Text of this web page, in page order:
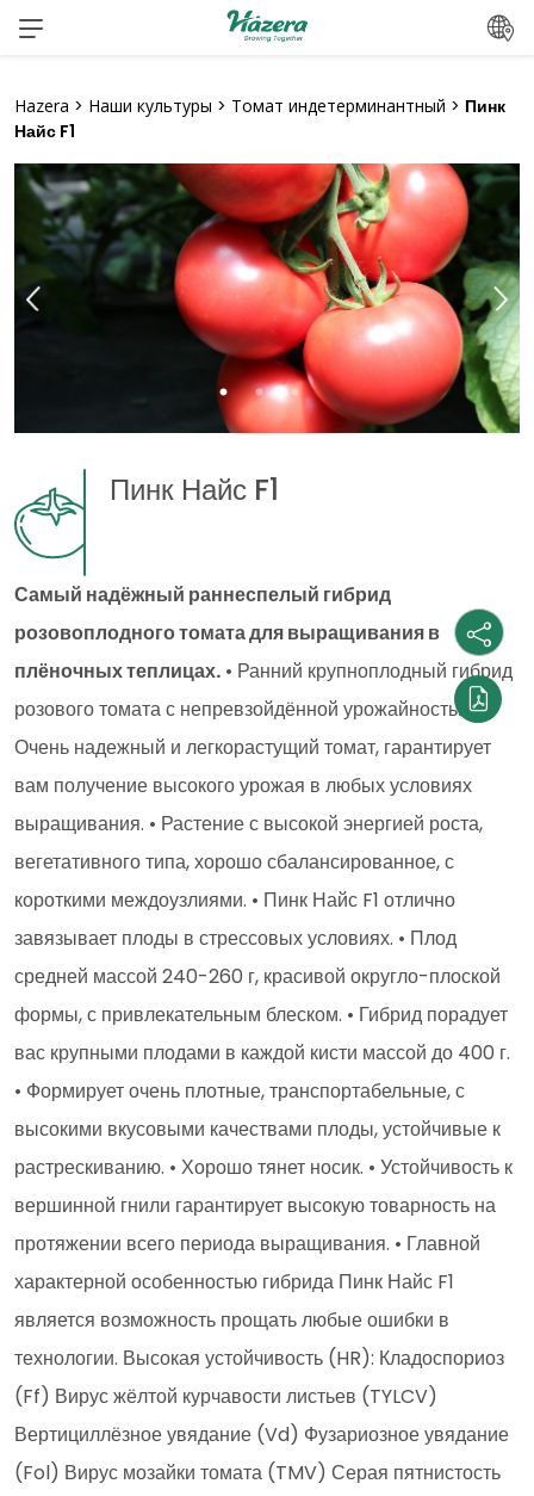
Перейти
Hazera > Наши культуры > Томат индетерминантный > Пинк
Найс F1
Пинк Найс F1
Самый надёжный раннеспелый гибрид
розовоплодного томата для выращивания в
плёночных теплицах. • Ранний крупноплодный гибрид
розового томата с непревзойдённой урожайностью. •
Очень надежный и легкорастущий томат, гарантирует
вам получение высокого урожая в любых условиях
выращивания. • Растение с высокой энергией роста,
вегетативного типа, хорошо сбалансированное, с
короткими междоузлиями. • Пинк Найс F1 отлично
завязывает плоды в стрессовых условиях. • Плод
средней массой 240-260 г, красивой округло-плоской
формы, с привлекательным блеском. • Гибрид порадует
вас крупными плодами в каждой кисти массой до 400 г.
• Формирует очень плотные, транспортабельные, с
высокими вкусовыми качествами плоды, устойчивые к
растрескиванию. • Хорошо тянет носик. • Устойчивость к
вершинной гнили гарантирует высокую товарность на
протяжении всего периода выращивания. • Главной
характерной особенностью гибрида Пинк Найс F1
является возможность прощать любые ошибки в
технологии. Высокая устойчивость (HR): Кладоспориоз
(Ff) Вирус жёлтой курчавости листьев (TYLCV)
Вертициллёзное увядание (Vd) Фузариозное увядание
(Fol) Вирус мозайки томата (TMV) Серая пятнистость